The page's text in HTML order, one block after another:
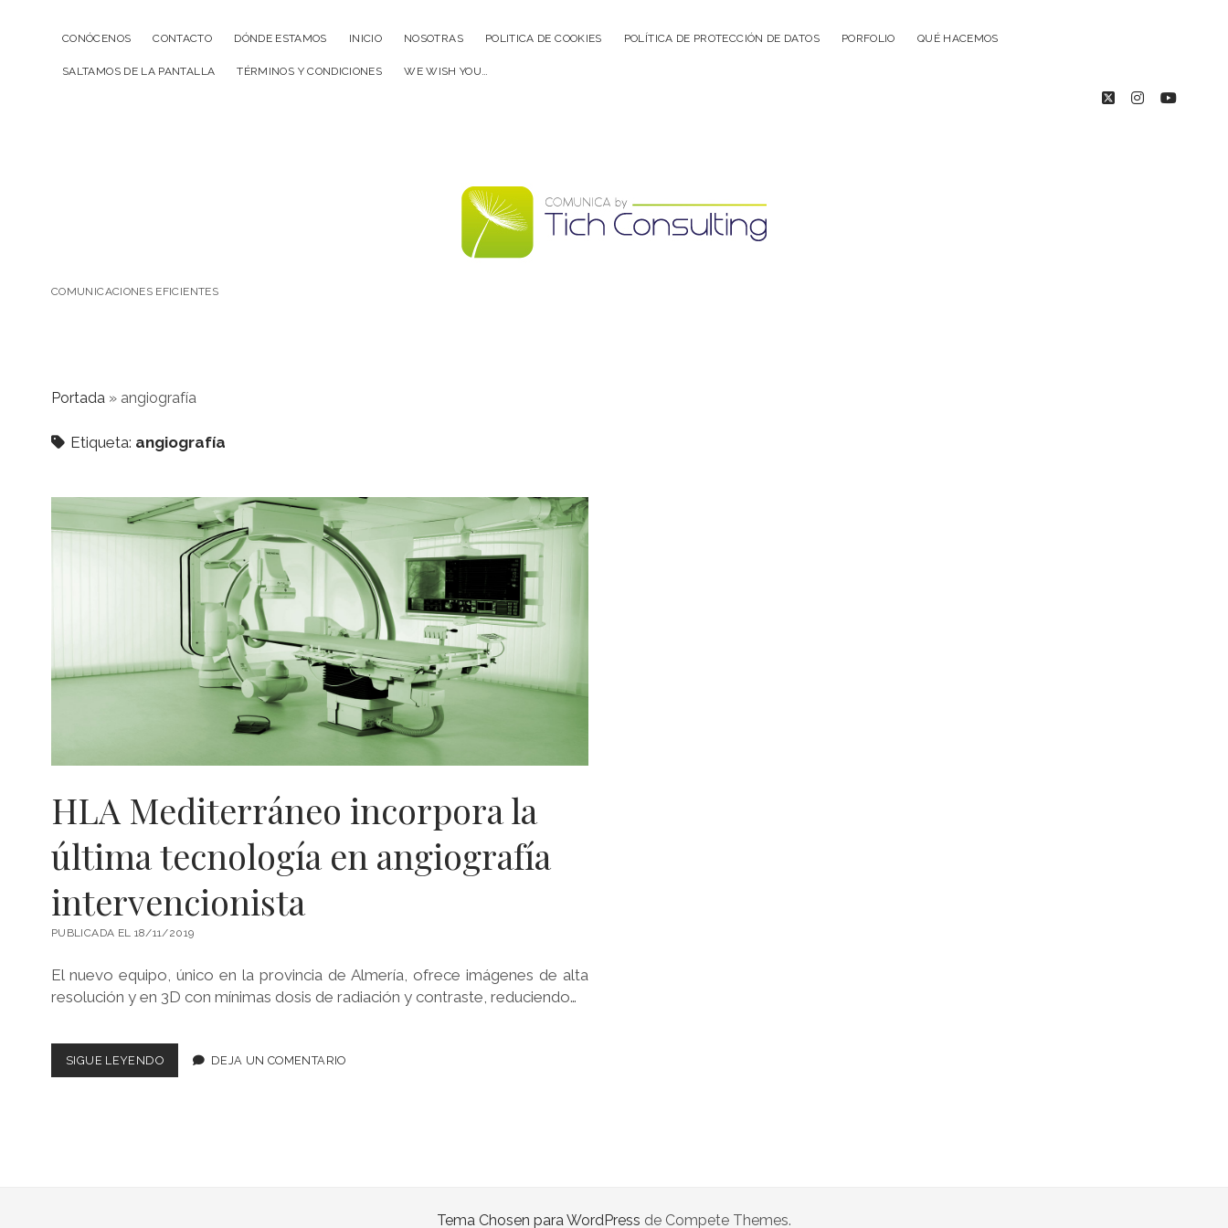
CONÓCENOS CONTACTO DÓNDE ESTAMOS INICIO NOSOTRAS POLITICA DE COOKIES POLÍTICA DE PROTECCIÓN DE DATOS PORFOLIO QUÉ HACEMOS
SALTAMOS DE LA PANTALLA TÉRMINOS Y CONDICIONES WE WISH YOU…
twitterinstagram
Comunica
COMUNICACIONES EFICIENTES
Portada » angiografía
Etiqueta: angiografía
HLA Mediterráneo incorpora la
última tecnología en angiografía
intervencionista
PUBLICADA EL 18/11/2019
El nuevo equipo, único en la provincia de Almería, ofrece imágenes de alta
resolución y en 3D con mínimas dosis de radiación y contraste, reduciendo…
SIGUE LEYENDOHLA
MEDITERRÁNEO
DEJA UN COMENTARIO
Tema Chosen para WordPress de Compete Themes.